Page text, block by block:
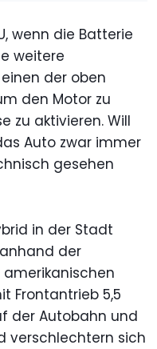
wenn die Batterie
weitere
der oben
den Motor zu
zu aktivieren. Will
Auto zwar immer
gesehen
in der Stadt
der
Frontantrieb 5,5
der Autobahn und
verschlechtern sich